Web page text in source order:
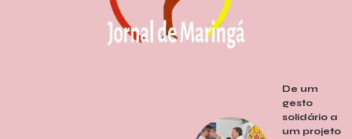
De um
gesto
solidário a
um projeto